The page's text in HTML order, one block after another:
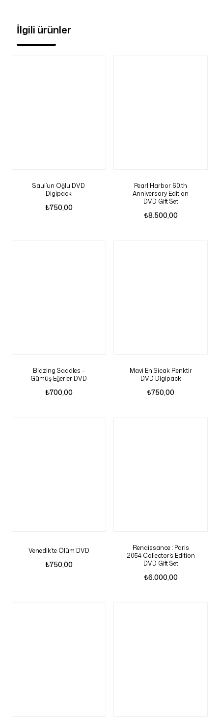
İlgili ürünler
Saul’un Oğlu DVD
Digipack
₺750,00
Pearl Harbor 60.th
Anniversary Edition
DVD Gift Set
₺8.500,00
Blazing Saddles –
Gümüş Eğerler DVD
₺700,00
Mavi En Sicak Renktir
DVD Digipack
₺750,00
Venedik’te Ölüm DVD
₺750,00
Renaissance : Paris
2054 Collector’s Edition
DVD Gift Set
₺6.000,00